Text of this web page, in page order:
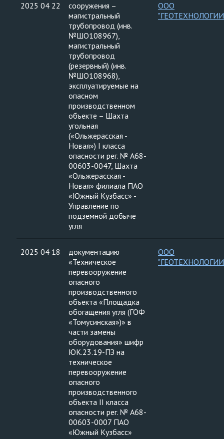
2025 04 22
сооружения –
магистральный
трубопровод (инв.
№ШО108967),
магистральный
трубопровод
(резервный) (инв.
№ШО108968),
эксплуатируемые на
опасном
производственном
объекте – Шахта
угольная
(«Ольжерасская -
Новая») I класса
опасности рег. № А68-
00603-0047, Шахта
«Ольжерасская -
Новая» филиала ПАО
«Южный Кузбасс» -
Управление по
подземной добыче
угля
ООО
2025 04 18
документацию
«Техническое
перевооружение
опасного
производственного
объекта «Площадка
обогащения угля (ГОФ
«Томусинская»)» в
части замены
оборудования» шифр
ЮК.23.19-ПЗ на
техническое
перевооружение
опасного
производственного
объекта II класса
опасности рег. № А68-
00603-0007 ПАО
«Южный Кузбасс»
ООО